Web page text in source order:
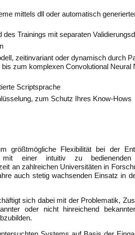
mittels dll oder automatisch
Trainings mit separaten
zeitinvariant oder dynamisch durch
zum komplexen Convolutional Neural
Scriptsprache
zum Schutz Ihres Know-Hows
größtmögliche Flexibilität bei der
einer intuitiv zu bedienenden
an zahlreichen Universitäten in
auch stetig wachsenden Einsatz in
sich dabei mit der Problematik,
oder nicht hinreichend